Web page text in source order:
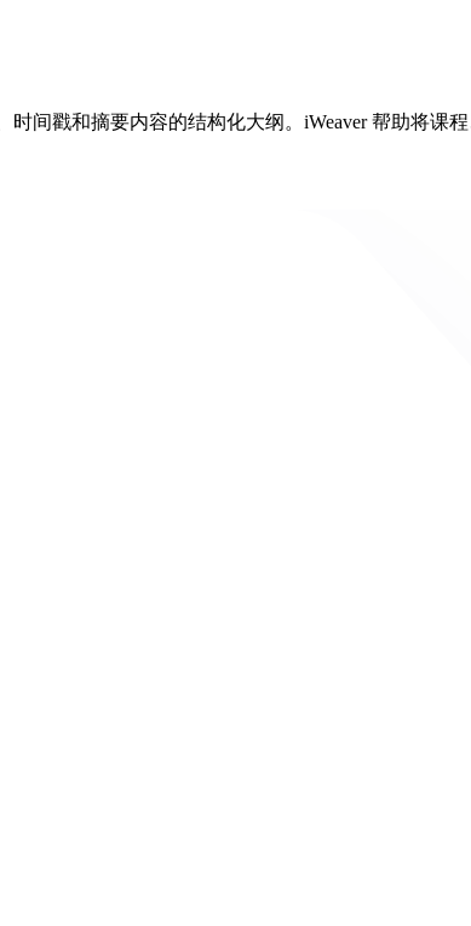
时间戳和摘要内容的结构化大纲。iWeaver 帮助将